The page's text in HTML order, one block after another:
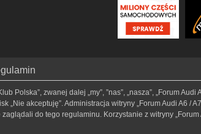
Polska”, zwanej dalej „my”, ”nas”, „nasza”, „Forum
„Nie akceptuję”. Administracja witryny „Forum Audi A6
do tego regulaminu. Korzystanie z witryny